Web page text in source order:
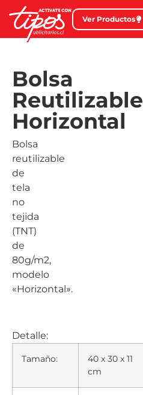
Ver Productos
Bolsa
Reutilizable
Horizontal
Bolsa
reutilizable
de
tela
no
tejida
(TNT)
de
80g/m2,
modelo
«Horizontal».
Detalle:
Tamaño:
40 x 30 x 11
cm